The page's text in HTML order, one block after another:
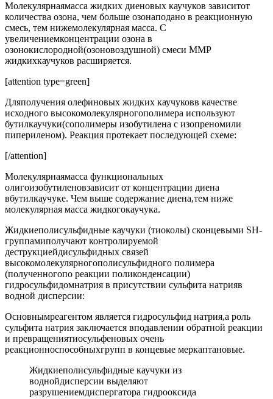
Молекулярнаямасса жидких диеновых каучуков зависитот
количества озона, чем больше озонаподано в реакционную
смесь, тем нижемолекулярная масса. С
увеличениемконцентрации озона в
озонокислородной(озоновоздушной) смеси ММР
жидкихкаучуков расширяется.
[attention type=green]
Дляполучения олефиновых жидких каучуковв качестве
исходного высокомолекулярногополимера используют
бутилкаучуки(сополимеры изобутилена с изопреномили
пипериленом). Реакция протекает последующей схеме:
[/attention]
Молекулярнаямасса функциональных
олигоизобутиленовзависит от концентрации диена
вбутилкаучуке. Чем выше содержание диена,тем ниже
молекулярная масса жидкогокаучука.
Жидкиеполисульфидные каучуки (тиоколы) сконцевыми SH-
группамиполучают контролируемой
деструкциейдисульфидных связей
высокомолекулярногополисульфидного полимера
(полученногопо реакции поликонденсации)
гидросульфидомнатрия в присутствии сульфита натрияв
водной дисперсии:
Основнымреагентом является гидросульфид натрия,а роль
сульфита натрия заключается вподавлении обратной реакции
и превращениятиосульфеновых очень
реакционноспособныхгрупп в концевые меркаптановые.
Жидкиеполисульфидные каучуки из
воднойдисперсии выделяют
разрушениемдиспергатора гидрооксида